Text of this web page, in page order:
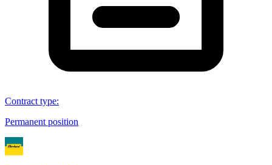
Contract type:
Permanent position